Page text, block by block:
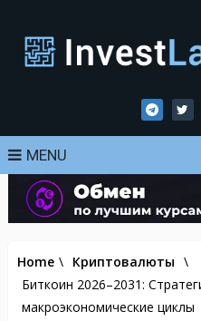
MENU
Home \ Криптовалюты \
Биткоин 2026–2031:
макроэкономические циклы